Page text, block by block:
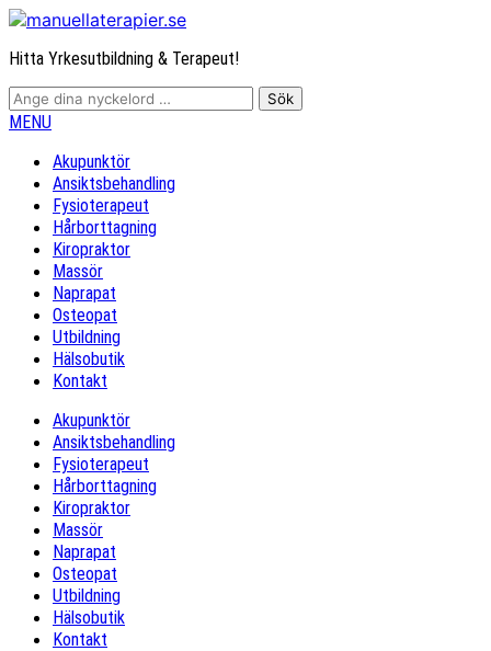
Hitta Yrkesutbildning & Terapeut!
MENU
Akupunktör
Ansiktsbehandling
Fysioterapeut
Hårborttagning
Kiropraktor
Massör
Naprapat
Osteopat
Utbildning
Hälsobutik
Kontakt
Akupunktör
Ansiktsbehandling
Fysioterapeut
Hårborttagning
Kiropraktor
Massör
Naprapat
Osteopat
Utbildning
Hälsobutik
Kontakt